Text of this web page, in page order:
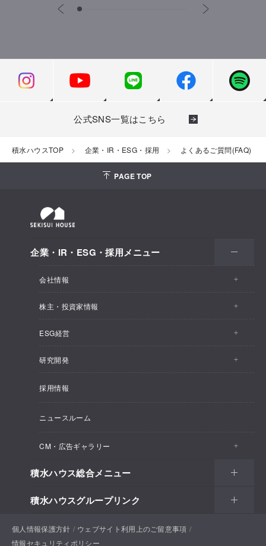
公式SNS一覧はこちら
積水ハウスTOP 企業・IR・ESG・採用 よくあるご質問(FAQ)
PAGE TOP
企業・IR・ESG・採用メニュー
会社情報
会社情報トップ
事業概要
企業理念
株主・投資家情報
株主・投資家情報トップ
IRトピックス
経営計画
M.D.C. Holdings, Incの買収について
受注速報
IRカレンダー
ESG経営
ESG経営トップ
CEOメッセージ
ESG経営の方針・体制
マテリアリティ
環境
ガバナンス
研究開発
しあわせ住まい研究所
総合住宅研究所
採用情報
ニュースルーム
CM・広告ギャラリー
CM・広告ギャラリートップ
CM一覧
新聞広告一覧
積水ハウス総合メニュー
住まい
戸建住宅
土地活用
積水ハウスグループリンク
積水ハウスサポートプラス
個人情報保護方針
ウェブサイト利用上のご留意事項
情報セキュリティポリシー